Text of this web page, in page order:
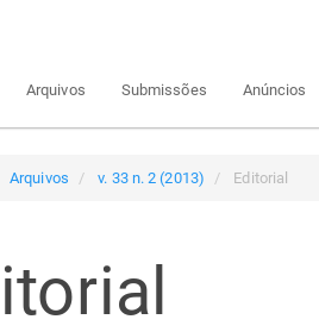
Arquivos Submissões Anúncios
Arquivos v. 33 n. 2 (2013) Editorial